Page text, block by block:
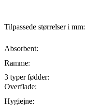
Tilpassede størrelser i mm:
Absorbent:
Ramme:
3 typer fødder:
Overflade:
Hygiejne: